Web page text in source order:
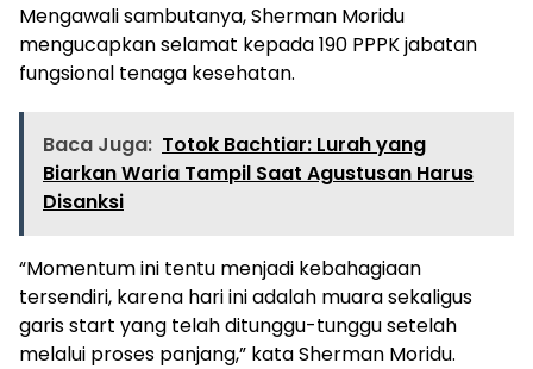
Mengawali sambutanya, Sherman Moridu
mengucapkan selamat kepada 190 PPPK jabatan
fungsional tenaga kesehatan.
Baca Juga: Totok Bachtiar: Lurah yang
Biarkan Waria Tampil Saat Agustusan Harus
Disanksi
“Momentum ini tentu menjadi kebahagiaan
tersendiri, karena hari ini adalah muara sekaligus
garis start yang telah ditunggu-tunggu setelah
melalui proses panjang,” kata Sherman Moridu.